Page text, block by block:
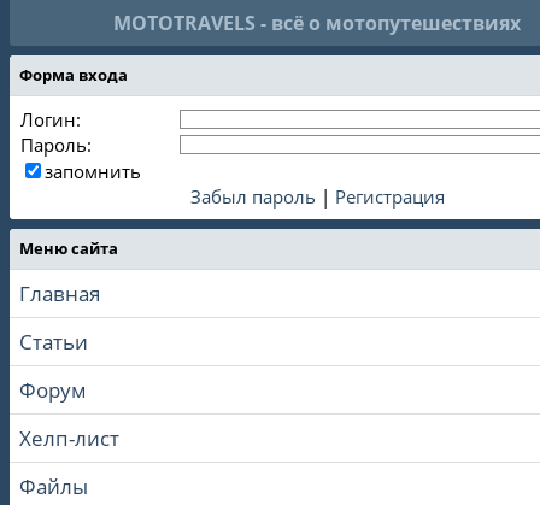
MOTOTRAVELS - всё о мотопутешествиях
Форма входа
Логин:
Пароль:
запомнить
Забыл пароль | Регистрация
Меню сайта
Главная
Статьи
Форум
Хелп-лист
Файлы